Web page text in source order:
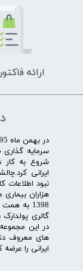
ارائه
سرمایه گذاری
شروع به کار
ایرانی
نبود
هزاران
1398 به
گالری
در این
های معروف
ایرانی را عرضه